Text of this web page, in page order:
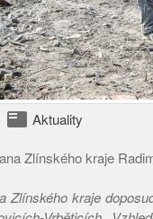
featured_play_list Aktuality
Zlínského kraje
Zlínského kraje